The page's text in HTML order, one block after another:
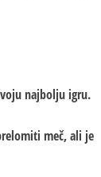
najbolju igru.
meč, ali je